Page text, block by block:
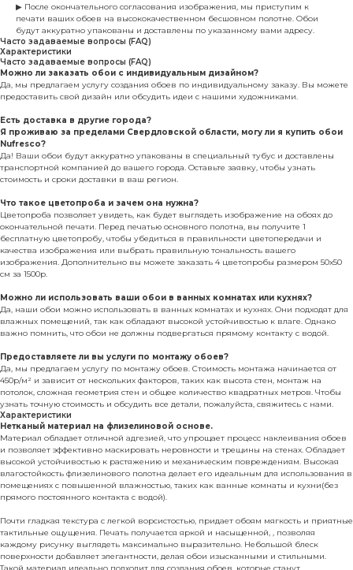
▶ После окончательного согласования изображения, мы приступим к
печати ваших обоев на высококачественном бесшовном полотне. Обои
будут аккуратно упакованы и доставлены по указанному вами адресу.
Часто задаваемые вопросы (FAQ)
Характеристики
Часто задаваемые вопросы (FAQ)
Можно ли заказать обои с индивидуальным дизайном?
Да, мы предлагаем услугу создания обоев по индивидуальному заказу. Вы можете
предоставить свой дизайн или обсудить идеи с нашими художниками.
Есть доставка в другие города?
Я проживаю за пределами Свердловской области, могу ли я купить обои
Nufresco?
Да! Ваши обои будут аккуратно упакованы в специальный тубус и доставлены
транспортной компанией до вашего города. Оставьте заявку, чтобы узнать
стоимость и сроки доставки в ваш регион.
Что такое цветопроба и зачем она нужна?
Цветопроба позволяет увидеть, как будет выглядеть изображение на обоях до
окончательной печати. Перед печатью основного полотна, вы получите 1
бесплатную цветопробу, чтобы убедиться в правильности цветопередачи и
качества изображения или выбрать правильную тональность вашего
изображения. Дополнительно вы можете заказать 4 цветопробы размером 50х50
см за 1500р.
Можно ли использовать ваши обои в ванных комнатах или кухнях?
Да, наши обои можно использовать в ванных комнатах и кухнях. Они подходят для
влажных помещений, так как обладают высокой устойчивостью к влаге. Однако
важно помнить, что обои не должны подвергаться прямому контакту с водой.
Предоставляете ли вы услуги по монтажу обоев?
Да, мы предлагаем услугу по монтажу обоев. Стоимость монтажа начинается от
450р/м² и зависит от нескольких факторов, таких как высота стен, монтаж на
потолок, сложная геометрия стен и общее количество квадратных метров. Чтобы
узнать точную стоимость и обсудить все детали, пожалуйста, свяжитесь с нами.
Характеристики
Нетканый материал на флизелиновой основе.
Материал обладает отличной адгезией, что упрощает процесс наклеивания обоев
и позволяет эффективно маскировать неровности и трещины на стенах. Обладает
высокой устойчивостью к растяжению и механическим повреждениям. Высокая
влагостойкость флизелинового полотна делает его идеальным для использования в
помещениях с повышенной влажностью, таких как ванные комнаты и кухни(без
прямого постоянного контакта с водой).
Почти гладкая текстура с легкой ворсистостью, придает обоям мягкость и приятные
тактильные ощущения. Печать получается яркой и насыщенной, , позволяя
каждому рисунку выглядеть максимально выразительно. Небольшой блеск
поверхности добавляет элегантности, делая обои изысканными и стильными.